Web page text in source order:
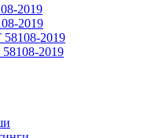
2019
2019
2019
2019